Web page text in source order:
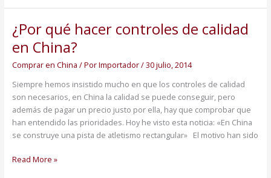
¿Por qué hacer controles de calidad
en China?
Comprar en China / PorImportador/30 julio, 2014
Siempre hemos insistido mucho en que los controles de calidad
son necesarios, en China la calidad se puede conseguir, pero
además de pagar un precio justo por ella, hay que comprobar que
han entendido las prioridades. Hoy he visto esta noticia: «En China
se construye una pista de atletismo rectangular» El motivo han sido
¿Por
qué
hacer
controles
calidad
en
China?
Read More »